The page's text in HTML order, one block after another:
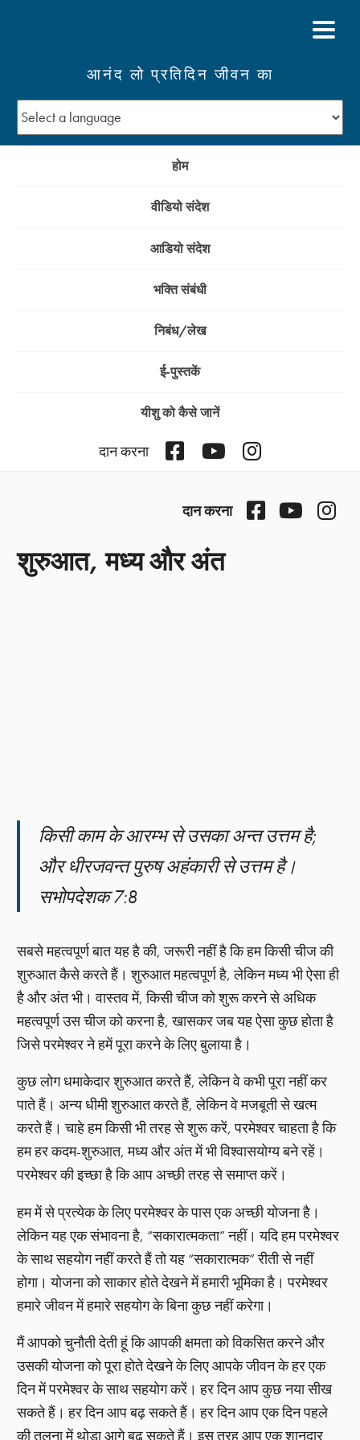
आनंद लो प्रतिदिन जीवन का
होम
वीडियो संदेश
आडियो संदेश
भक्ति संबंधी
निबंध/लेख
ई-पुस्तकें
यीशु को कैसे जानें
दान करना FacebookYouTubeInstagram
दान करना FacebookYouTube
शुरुआत, मध्य और अंत
किसी काम के आरम्भ से उसका अन्त उत्तम है;
और धीरजवन्त पुरुष अहंकारी से उत्तम है।
सभोपदेशक 7:8
सबसे महत्वपूर्ण बात यह है की, जरूरी नहीं है कि हम किसी चीज की
शुरुआत कैसे करते हैं। शुरुआत महत्वपूर्ण है, लेकिन मध्य भी ऐसा ही
है और अंत भी। वास्तव में, किसी चीज को शुरू करने से अधिक
महत्वपूर्ण उस चीज को करना है, खासकर जब यह ऐसा कुछ होता है
जिसे परमेश्वर ने हमें पूरा करने के लिए बुलाया है।
कुछ लोग धमाकेदार शुरुआत करते हैं, लेकिन वे कभी पूरा नहीं कर
पाते हैं। अन्य धीमी शुरुआत करते हैं, लेकिन वे मजबूती से खत्म
करते हैं। चाहे हम किसी भी तरह से शुरू करें, परमेश्वर चाहता है कि
हम हर कदम-शुरुआत, मध्य और अंत में भी विश्वासयोग्य बने रहें।
परमेश्वर की इच्छा है कि आप अच्छी तरह से समाप्त करें।
हम में से प्रत्येक के लिए परमेश्वर के पास एक अच्छी योजना है।
लेकिन यह एक संभावना है, “सकारात्मकता” नहीं। यदि हम परमेश्वर
के साथ सहयोग नहीं करते हैं तो यह “सकारात्मक” रीती से नहीं
होगा। योजना को साकार होते देखने में हमारी भूमिका है। परमेश्वर
हमारे जीवन में हमारे सहयोग के बिना कुछ नहीं करेगा।
मैं आपको चुनौती देती हूं कि आपकी क्षमता को विकसित करने और
उसकी योजना को पूरा होते देखने के लिए आपके जीवन के हर एक
दिन में परमेश्वर के साथ सहयोग करें। हर दिन आप कुछ नया सीख
सकते हैं। हर दिन आप बढ़ सकते हैं। हर दिन आप एक दिन पहले
की तुलना में थोड़ा आगे बढ़ सकते हैं। इस तरह आप एक शानदार